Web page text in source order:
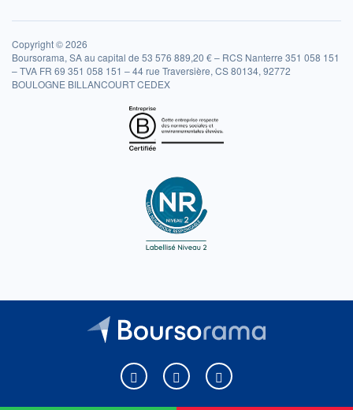
Copyright © 2026
Boursorama, SA au capital de 53 576 889,20 € – RCS Nanterre 351 058 151
– TVA FR 69 351 058 151 – 44 rue Traversière, CS 80134, 92772
BOULOGNE BILLANCOURT CEDEX
Boursorama sur Facebook
Boursorama sur XBoursorama sur